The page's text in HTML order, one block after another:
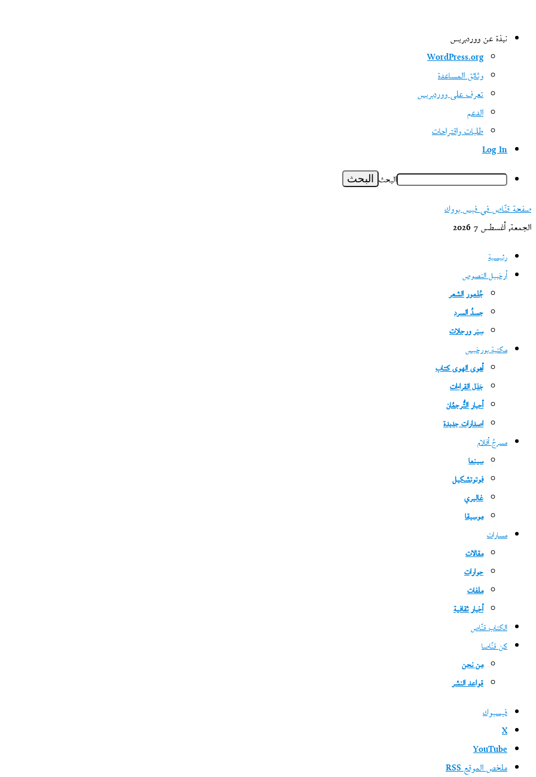
نبذة عن ووردبريس
WordPress.org
وثائق المساعدة
تعرف على ووردبريس
الدعم
طلبات واقتراحات
Log In
البحث
صفحة قنّاص في فيس بووك
الجمعة, أغسطس 7 2026
رئيسية
أرخبيل النصوص
جُذمور الشعر
جسدُ السرد
سِيَر ورحلات
مكتبة بورخيس
أهوى الهوى كتاب
جَدَل القراءات
أحبار التُّرجمُان
اصدارات جديدة
مسرحُ أفلام
سينما
فوتوتشكيل
غاليري
موسيقا
مسارات
مقالات
حوارات
ملفات
أخبار ثقافية
الكتاب قنّاص
كن قنّاصا
من نحن
قواعد النشر
فيسبوك
‫X
‫YouTube
ملخص الموقع RSS